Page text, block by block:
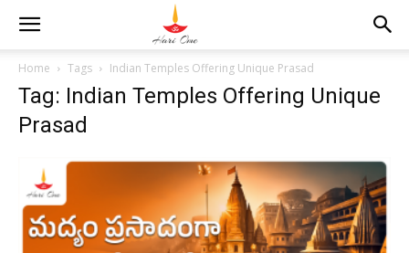
Home Tags Indian Temples Offering Unique Prasad
Tag: Indian Temples Offering Unique
Prasad